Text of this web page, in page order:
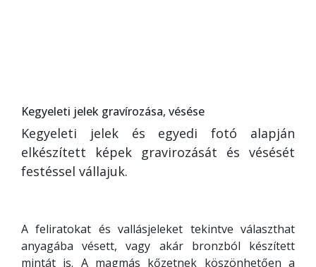
Kegyeleti jelek gravírozása, vésése
Kegyeleti jelek és egyedi fotó alapján
elkészített képek gravirozását és vésését
festéssel vállajuk.
A feliratokat és vallásjeleket tekintve választhat
anyagába vésett, vagy akár bronzból készített
mintát is. A magmás kőzetnek köszönhetően a